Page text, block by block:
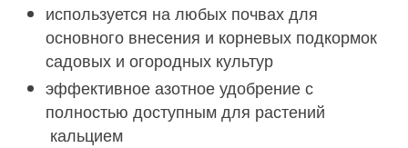
используется на любых почвах для
основного внесения и корневых подкормок
садовых и огородных культур
эффективное азотное удобрение с
полностью доступным для растений
кальцием